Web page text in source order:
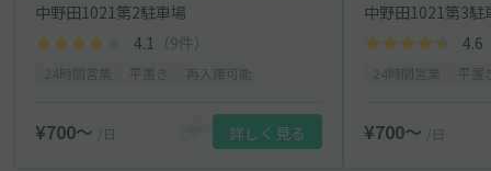
中野田1021第2駐車場
4.1 （9件）
¥700〜 /日 詳しく見る
中野田1021第3駐
4.6
¥700〜 /日